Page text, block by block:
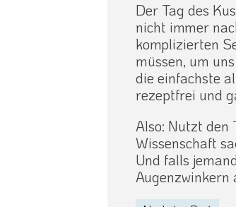
Der Tag des
nicht immer
komplizierten
müssen, um
die einfachste
rezeptfrei und
Also: Nutzt den
Wissenschaft
Und falls
Augenzwinkern